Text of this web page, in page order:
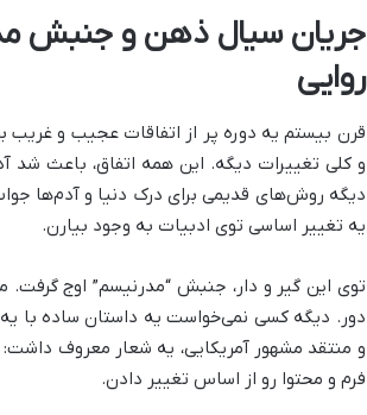
جریان سیال ذهن و جنبش
روایی
قرن بیستم یه دوره پر از اتفاقات عجیب و
و کلی تغییرات دیگه. این همه اتفاق، باعث شد
دیگه روش‌های قدیمی برای درک دنیا و آدم‌ها
یه تغییر اساسی توی ادبیات به وجود بیارن.
توی این گیر و دار، جنبش “مدرنیسم” اوج
دور. دیگه کسی نمی‌خواست یه داستان ساده با یه
فرم و محتوا رو از اساس تغییر دادن.